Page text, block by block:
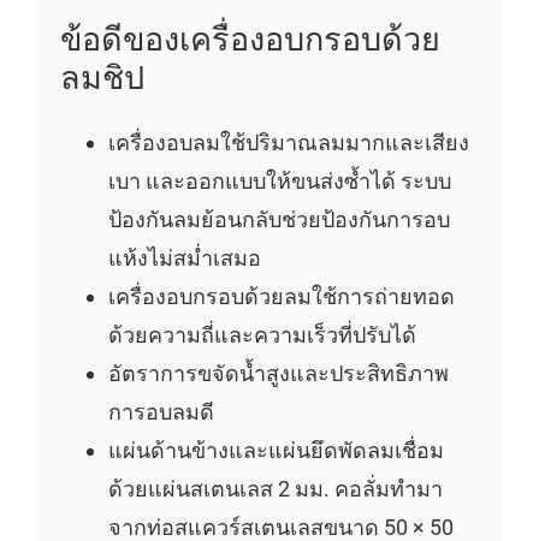
ข้อดีของเครื่องอบกรอบด้วย
ลมชิป
เครื่องอบลมใช้ปริมาณลมมากและเสียง
เบา และออกแบบให้ขนส่งซ้ำได้ ระบบ
ป้องกันลมย้อนกลับช่วยป้องกันการอบ
แห้งไม่สม่ำเสมอ
เครื่องอบกรอบด้วยลมใช้การถ่ายทอด
ด้วยความถี่และความเร็วที่ปรับได้
อัตราการขจัดน้ำสูงและประสิทธิภาพ
การอบลมดี
แผ่นด้านข้างและแผ่นยึดพัดลมเชื่อม
ด้วยแผ่นสเตนเลส 2 มม. คอลั่มทำมา
จากท่อสแควร์สเตนเลสขนาด 50 × 50